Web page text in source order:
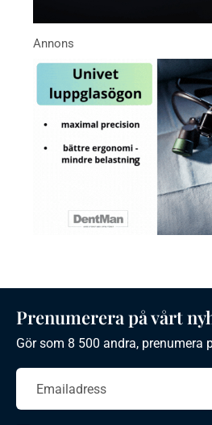
Prenumerera på vårt
Gör som 8 500 andra, prenumera